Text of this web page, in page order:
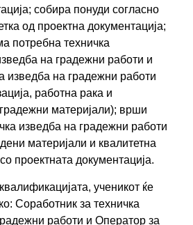
собира понуди согласно
од проектна документација;
потребна техничка
на градежни работи и
изведба на градежни работи
работна рака и
материјали); врши
изведба на градежни работи
материјали и квалитетна
проектната документација.
ученикот ќе
Соработник за техничка
работи и Оператор за